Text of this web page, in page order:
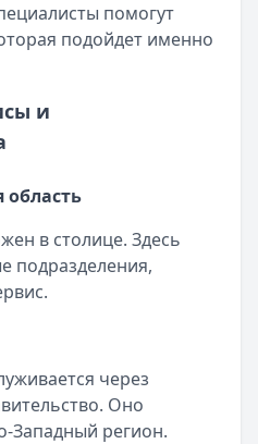
помогут
подойдет именно
и
область
в столице. Здесь
подразделения,
через
Оно
Западный регион.